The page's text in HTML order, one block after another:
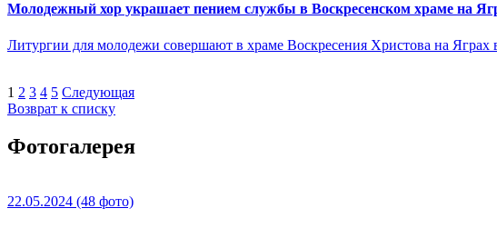
Молодежный хор украшает пением службы в Воскресенском храме на
Литургии для молодежи совершают в храме Воскресения Христова на Яграх
1 2 3 4 5 Следующая
Возврат к списку
Фотогалерея
22.05.2024 (48 фото)